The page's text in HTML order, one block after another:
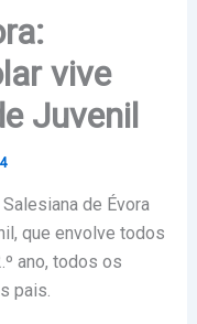
vive
Juvenil
de Évora
que envolve todos
ano, todos os
pais.